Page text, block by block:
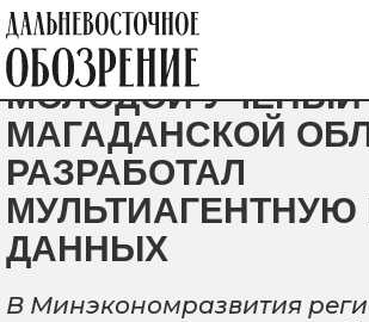
МОЛОДОЙ УЧЕНЫЙ
МАГАДАНСКОЙ
РАЗРАБОТАЛ
МУЛЬТИАГЕНТНУЮ
ДАННЫХ
В Минэкономразвития